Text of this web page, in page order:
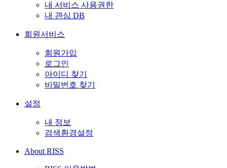
내 서비스 사용권한
내 관심 DB
회원서비스
회원가입
로그인
아이디 찾기
비밀번호 찾기
설정
내 정보
검색환경설정
About RISS